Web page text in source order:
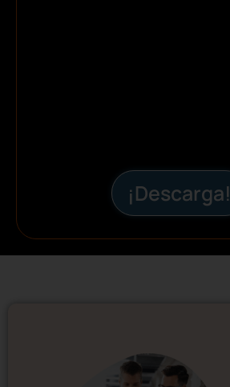
¡Descarga!